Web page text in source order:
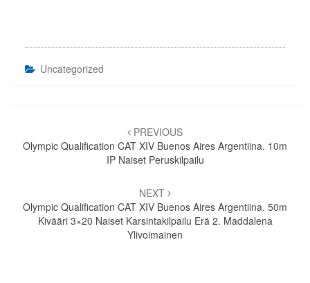
Uncategorized
selaus
PREVIOUS
Olympic Qualification CAT XIV Buenos Aires Argentiina. 10m
IP Naiset Peruskilpailu
NEXT
Olympic Qualification CAT XIV Buenos Aires Argentiina. 50m
Kivääri 3×20 Naiset Karsintakilpailu Erä 2. Maddalena
Ylivoimainen